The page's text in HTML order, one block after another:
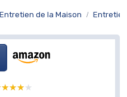
Entretien de la Maison